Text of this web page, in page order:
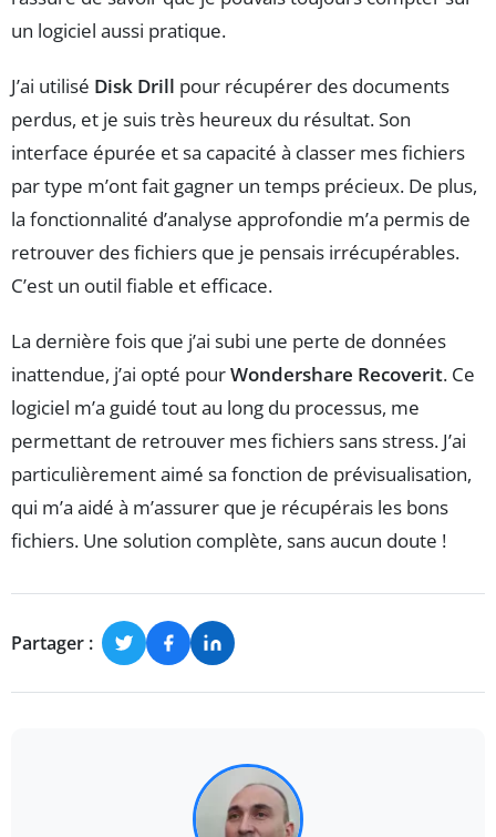
un logiciel aussi pratique.
J’ai utilisé Disk Drill pour récupérer des documents
perdus, et je suis très heureux du résultat. Son
interface épurée et sa capacité à classer mes fichiers
par type m’ont fait gagner un temps précieux. De plus,
la fonctionnalité d’analyse approfondie m’a permis de
retrouver des fichiers que je pensais irrécupérables.
C’est un outil fiable et efficace.
La dernière fois que j’ai subi une perte de données
inattendue, j’ai opté pourWondershare Recoverit. Ce
logiciel m’a guidé tout au long du processus, me
permettant de retrouver mes fichiers sans stress. J’ai
particulièrement aimé sa fonction de prévisualisation,
qui m’a aidé à m’assurer que je récupérais les bons
fichiers. Une solution complète, sans aucun doute !
Partager :